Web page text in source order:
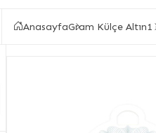
AnasayfaGram Külçe Altın1